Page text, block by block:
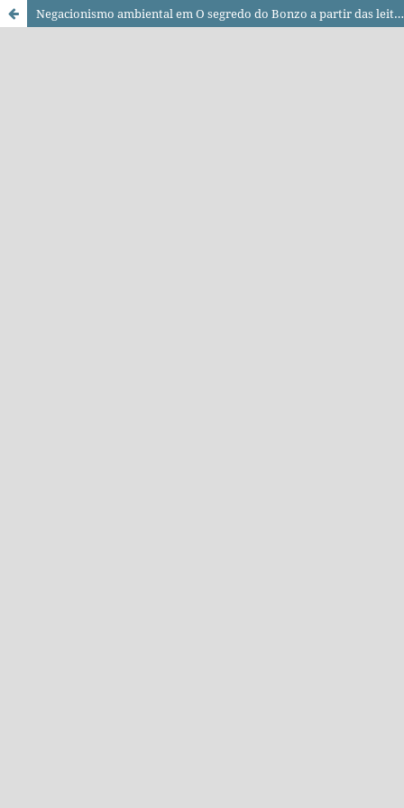
Negacionismo ambiental em O segredo do Bonzo a partir das leituras de imaginário, real e ilusão em Clément Rosset